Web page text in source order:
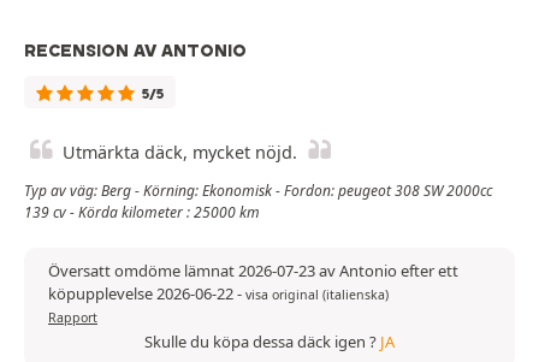
RECENSION AV ANTONIO
5/5
Utmärkta däck, mycket nöjd.
Typ av väg: Berg - Körning: Ekonomisk - Fordon: peugeot 308 SW 2000cc
139 cv - Körda kilometer : 25000 km
Översatt omdöme lämnat 2026-07-23 av Antonio efter ett
köpupplevelse 2026-06-22- visa original (italienska)
Rapport
Skulle du köpa dessa däck igen ? JA